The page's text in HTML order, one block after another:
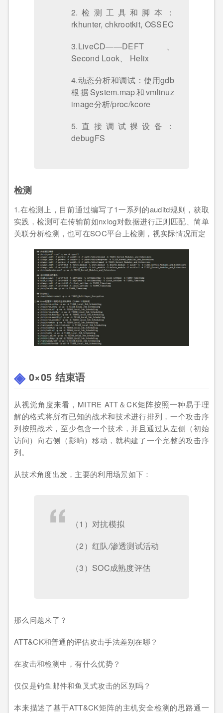
2.检测工具和脚本：
rkhunter, chkrootkit, OSSEC
3.LiveCD——DEFT、
Second Look、 Helix
4.动态分析和调试：使用gdb
根据System.map和vmlinuz
image分析/proc/kcore
5.直接调试裸设备：
debugFS
检测
1.在检测上，目前通过编写了1一系列的auditd规则，获取
实践，检测可在传输前如nxlog对数据进行正则匹配、简单
关联分析检测，也可在SOC平台上检测，视实际情况而定
0×05 结束语
从视觉角度来看，MITRE ATT＆CK矩阵按照一种易于理
解的格式将所有已知的战术和技术进行排列，一个攻击序
列按照战术，至少包含一个技术，并且通过从左侧（初始
访问）向右侧（影响）移动，就构建了一个完整的攻击序
列。
从技术角度出发，主要的利用场景如下：
（1）对抗模拟
（2）红队/渗透测试活动
（3）SOC成熟度评估
那么问题来了？
ATT&CK和普通的评估攻击手法差别在哪？
在攻击和检测中，有什么优势？
仅仅是钓鱼邮件和鱼叉式攻击的区别吗？
本来描述了基于ATT&CK矩阵的主机安全检测的思路通一